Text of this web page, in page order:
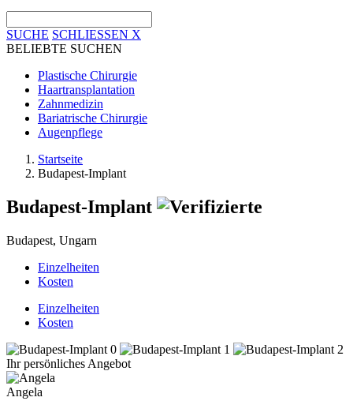
SUCHE SCHLIESSEN X
BELIEBTE SUCHEN
Plastische Chirurgie
Haartransplantation
Zahnmedizin
Bariatrische Chirurgie
Augenpflege
Startseite
Budapest-Implant
Budapest-Implant
Budapest, Ungarn
Einzelheiten
Kosten
Einzelheiten
Kosten
Ihr persönliches Angebot
Angela